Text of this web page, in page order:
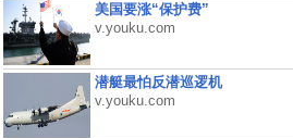
美国要涨“保护费”
v.youku.com
潜艇最怕反潜巡逻机
v.youku.com